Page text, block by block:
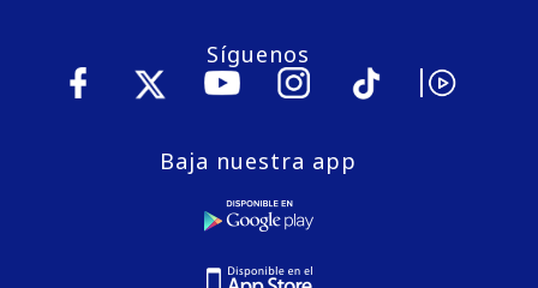
Síguenos
Baja nuestra app